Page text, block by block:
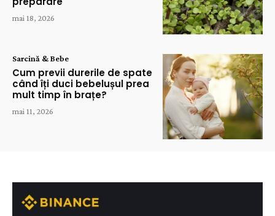
mai 18, 2026
Sarcină & Bebe
Cum previi durerile de spate
când îți duci bebelușul prea
mult timp în brațe?
mai 11, 2026